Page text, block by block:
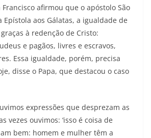
afirmou que o apóstolo São
Epístola aos Gálatas, a igualdade de
à redenção de Cristo:
e pagãos, livres e escravos,
Essa igualdade, porém, precisa
disse o Papa, que destacou o caso
expressões que desprezam as
vezes ouvimos: ‘isso é coisa de
bem: homem e mulher têm a